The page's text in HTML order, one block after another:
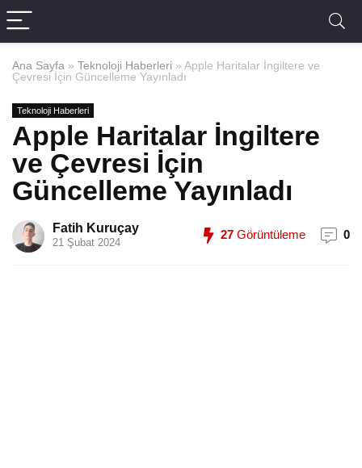
Ana Sayfa » Teknoloji Haberleri » Apple Haritalar İngiltere ve
Çevresi İçin Güncelleme Yayınladı
Teknoloji Haberleri
Apple Haritalar İngiltere
ve Çevresi İçin
Güncelleme Yayınladı
Fatih Kuruçay
21 Şubat 2024
27 Görüntüleme 0